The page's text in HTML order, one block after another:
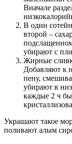
Вначале
В один
второй –
убирают с
Жирные
Добавляют к
пену,
убирают в
каждые 2 ч
Украшают такое
поливают алым